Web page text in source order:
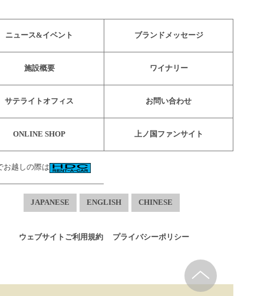
ニュース&イベント ブランドメッセージ
施設概要 ワイナリー
サテライトオフィス お問い合わせ
ONLINE SHOP 上ノ国ファンサイト
お越しの際は
JAPANESE ENGLISH CHINESE
ウェブサイトご利用規約 プライバシーポリシー